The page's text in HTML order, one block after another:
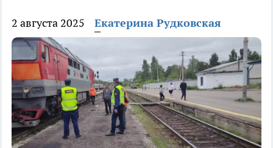
2 августа 2025 Екатерина Рудковская